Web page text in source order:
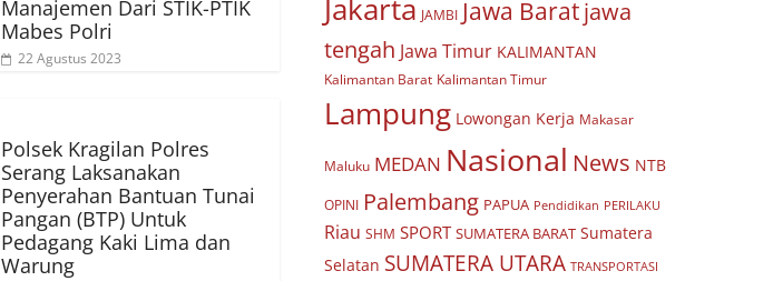
Manajemen Dari STIK-PTIK
Mabes Polri
22 Agustus 2023
Polsek Kragilan Polres
Serang Laksanakan
Penyerahan Bantuan Tunai
Pangan (BTP) Untuk
Pedagang Kaki Lima dan
Warung
Jakarta JAMBI Jawa Baratjawa
tengah Jawa Timur KALIMANTAN
Kalimantan Barat Kalimantan Timur
Lampung Lowongan Kerja Makasar
Maluku MEDAN Nasional News NTB
OPINI Palembang PAPUA Pendidikan PERILAKU
Riau SHM SPORT SUMATERA BARAT Sumatera
Selatan SUMATERA UTARA TRANSPORTASI